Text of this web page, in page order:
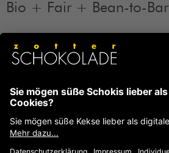
Bio + Fair + Bean-to-Bar
Informationen